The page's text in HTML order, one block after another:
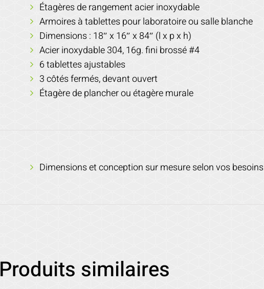
Étagères de rangement acier inoxydable
Armoires à tablettes pour laboratoire ou salle blanche
Dimensions : 18″ x 16″ x 84″ (l x p x h)
Acier inoxydable 304, 16g. fini brossé #4
6 tablettes ajustables
3 côtés fermés, devant ouvert
Étagère de plancher ou étagère murale
Dimensions et conception sur mesure selon vos besoins
Produits similaires